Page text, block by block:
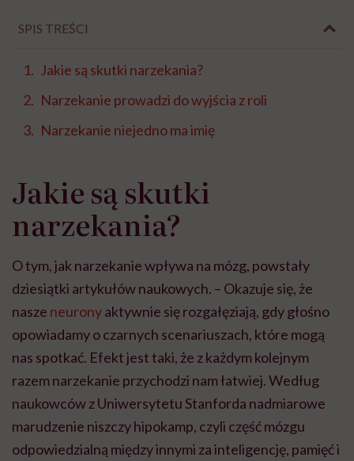
SPIS TREŚCI
Jakie są skutki narzekania?
Narzekanie prowadzi do wyjścia z roli
Narzekanie niejedno ma imię
Jakie są skutki
narzekania?
O tym, jak narzekanie wpływa na mózg, powstały
dziesiątki artykułów naukowych. – Okazuje się, że
nasze neuronyaktywnie się rozgałęziają, gdy głośno
opowiadamy o czarnych scenariuszach, które mogą
nas spotkać. Efekt jest taki, że z każdym kolejnym
razem narzekanie przychodzi nam łatwiej. Według
naukowców z Uniwersytetu Stanforda nadmiarowe
marudzenie niszczy hipokamp, czyli część mózgu
odpowiedzialną między innymi za inteligencję, pamięć i